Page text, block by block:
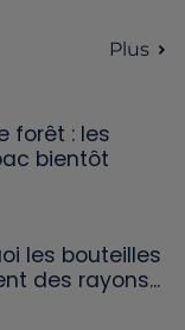
Plus
forêt : les
bientôt
les bouteilles
des rayons...